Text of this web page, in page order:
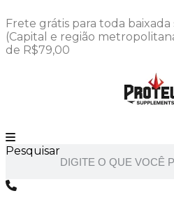
para
o
conteúdo
Frete grátis para toda baixada
(Capital e região
de R$79,00
Pesquisar